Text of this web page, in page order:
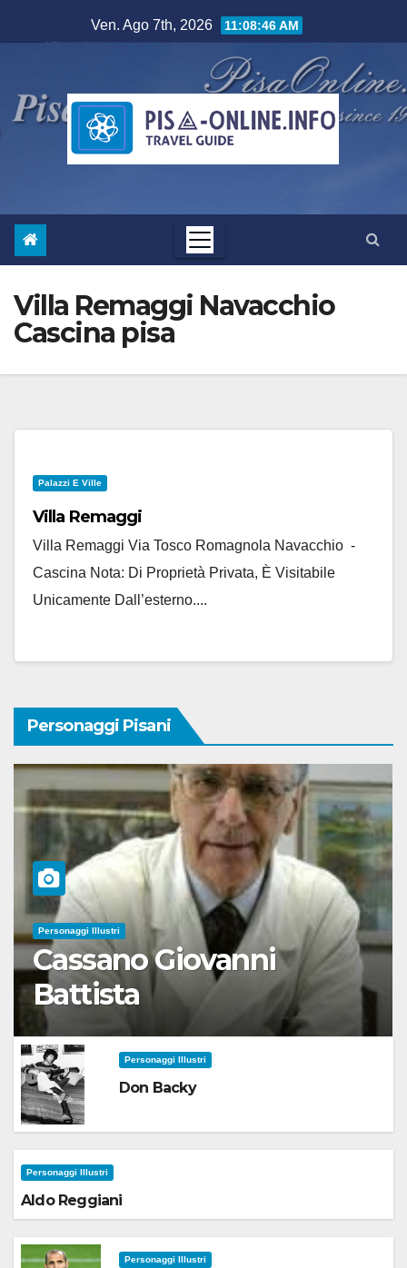
al
Ven. Ago 7th, 2026 11:08:47 AM
Villa Remaggi Navacchio
Cascina pisa
Palazzi E Ville
Villa Remaggi
Villa Remaggi Via Tosco Romagnola Navacchio -
Cascina Nota: Di Proprietà Privata, È Visitabile
Unicamente Dall’esterno....
Personaggi Pisani
Personaggi Illustri
Cassano Giovanni
Battista
Personaggi Illustri
Don Backy
Personaggi Illustri
Aldo Reggiani
Personaggi Illustri